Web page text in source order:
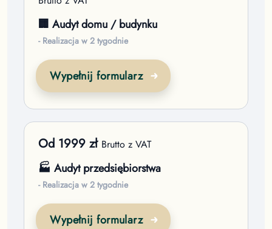
🏢 Audyt domu / budynku
- Realizacja w 2 tygodnie
Wypełnij formularz
Od 1999 zł Brutto z VAT
🏭 Audyt przedsiębiorstwa
- Realizacja w 2 tygodnie
Wypełnij formularz